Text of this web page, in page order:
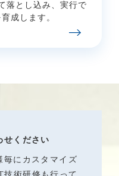
落とし込み、実行で
成します。
せください
毎にカスタマイズ